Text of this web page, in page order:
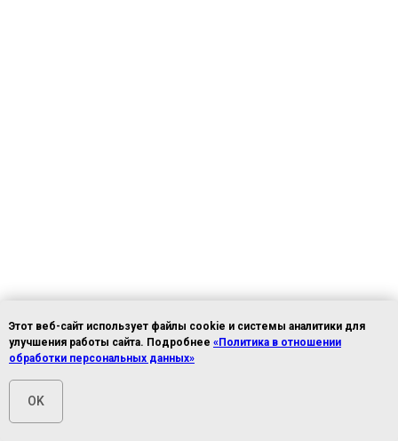
Этот веб-сайт использует файлы cookie и системы аналитики для
улучшения работы сайта. Подробнее «Политика в отношении
обработки персональных данных»
OK